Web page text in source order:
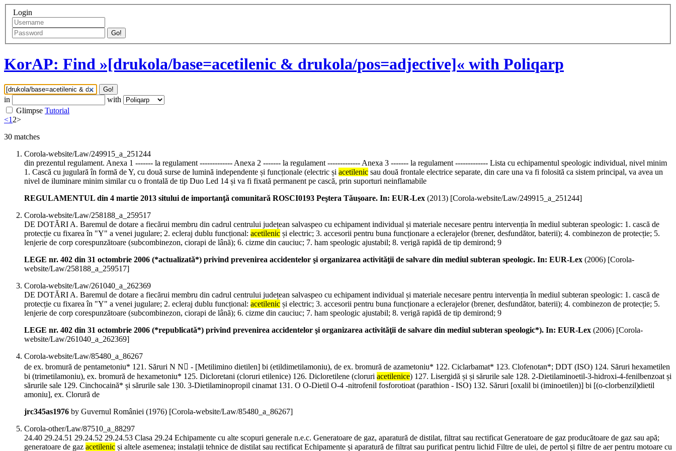
Login
Go!
KorAP: Find »[drukola/base=acetilenic & drukola/pos=adjective]« with Poliqarp
Go!
in
with
Glimpse Tutorial
<12>
30 matches
Corola-website/Law/249915_a_251244
din prezentul regulament. Anexa 1 ------- la regulament ------------- Anexa 2 ------- la regulament ------------- Anexa 3 ------- la regulament ------------- Lista cu echipamentul speologic individual, nivel minim
1. Cască cu jugulară în formă de Y, cu două surse de lumină independente și funcționale (electric și acetilenic sau două frontale electrice separate, din care una va fi folosită ca sistem principal, va avea un
nivel de iluminare minim similar cu o frontală de tip Duo Led 14 și va fi fixată permanent pe cască, prin suporturi neinflamabile
REGULAMENTUL din 4 martie 2013 sitului de importanţă comunitară ROSCI0193 Peştera Tăuşoare. In: EUR-Lex (2013) [Corola-website/Law/249915_a_251244]
Corola-website/Law/258188_a_259517
DE DOTĂRI A. Baremul de dotare a fiecărui membru din cadrul centrului județean salvaspeo cu echipament individual și materiale necesare pentru intervenția în mediul subteran speologic: 1. cască de
protecție cu fixarea în "Y" a venei jugulare; 2. ecleraj dublu funcțional: acetilenic și electric; 3. accesorii pentru buna funcționare a eclerajelor (brener, desfundător, baterii); 4. combinezon de protecție; 5.
lenjerie de corp corespunzătoare (subcombinezon, ciorapi de lână); 6. cizme din cauciuc; 7. ham speologic ajustabil; 8. verigă rapidă de tip demirond; 9
LEGE nr. 402 din 31 octombrie 2006 (*actualizată*) privind prevenirea accidentelor şi organizarea activităţii de salvare din mediul subteran speologic. In: EUR-Lex (2006) [Corola-
website/Law/258188_a_259517]
Corola-website/Law/261040_a_262369
DE DOTĂRI A. Baremul de dotare a fiecărui membru din cadrul centrului județean salvaspeo cu echipament individual și materiale necesare pentru intervenția în mediul subteran speologic: 1. cască de
protecție cu fixarea în "Y" a venei jugulare; 2. ecleraj dublu funcțional: acetilenic și electric; 3. accesorii pentru buna funcționare a eclerajelor (brener, desfundător, baterii); 4. combinezon de protecție; 5.
lenjerie de corp corespunzătoare (subcombinezon, ciorapi de lână); 6. cizme din cauciuc; 7. ham speologic ajustabil; 8. verigă rapidă de tip demirond; 9
LEGE nr. 402 din 31 octombrie 2006 (*republicată*) privind prevenirea accidentelor şi organizarea activităţii de salvare din mediul subteran speologic*). In: EUR-Lex (2006) [Corola-
website/Law/261040_a_262369]
Corola-website/Law/85480_a_86267
de ex. bromură de pentametoniu* 121. Săruri N N - [Metilimino dietilen] bi (etildimetilamoniu), de ex. bromură de azametoniu* 122. Ciclarbamat* 123. Clofenotan*; DDT (ISO) 124. Săruri hexametilen
bi (trimetilamoniu), ex. bromură de hexametoniu* 125. Dicloretani (cloruri etilenice) 126. Dicloretilene (cloruri acetilenice) 127. Lisergidă și și sărurile sale 128. 2-Dietilaminoetil-3-hidroxi-4-fenilbenzoat și
sărurile sale 129. Cinchocaină* și sărurile sale 130. 3-Dietilaminopropil cinamat 131. O O-Dietil O-4 -nitrofenil fosforotioat (parathion - ISO) 132. Săruri [oxalil bi (iminoetilen)] bi [(o-clorbenzil)dietil
amoniu], ex. Clorură de
jrc345as1976 by Guvernul României (1976) [Corola-website/Law/85480_a_86267]
Corola-other/Law/87510_a_88297
24.40 29.24.51 29.24.52 29.24.53 Clasa 29.24 Echipamente cu alte scopuri generale n.e.c. Generatoare de gaz, aparatură de distilat, filtrat sau rectificat Generatoare de gaz producătoare de gaz sau apă;
generatoare de gaz acetilenic și altele asemenea; instalații tehnice de distilat sau rectificat Echipamente și aparatură de filtrat sau purificat pentru lichid Filtre de ulei, de pertol și filtre de aer pentru motoare cu